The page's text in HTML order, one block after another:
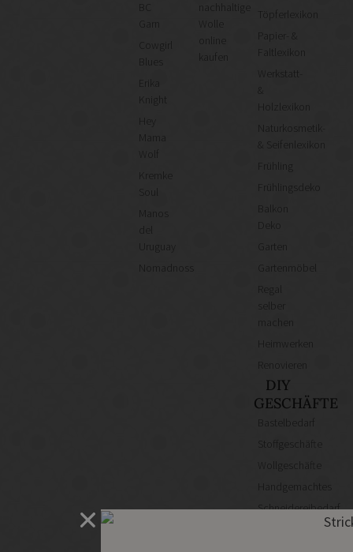
Cowgirl
Knight
Mama
Kremke
Manos
Uruguay
Nomadnoss
nachhaltige
kaufen
Töpferlexikon
Papier- &
Faltlexikon
Werkstatt-
&
Holzlexikon
Naturkosmetik-
& Seifenlexikon
Frühling
Frühlingsdeko
Deko
Garten
Gartenmöbel
Regal
Heimwerken
DIY
GESCHÄFTE
Bastelbedarf
Stoffgeschäfte
Wollgeschäfte
Handgemachtes
Schneidereibedarf
Handarbeitszubehör